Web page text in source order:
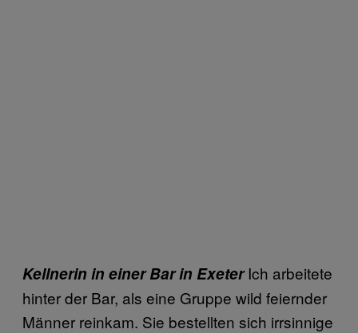
Kellnerin in einer Bar in ExeterIch arbeitete
hinter der Bar, als eine Gruppe wild feiernder
Männer reinkam. Sie bestellten sich irrsinnige